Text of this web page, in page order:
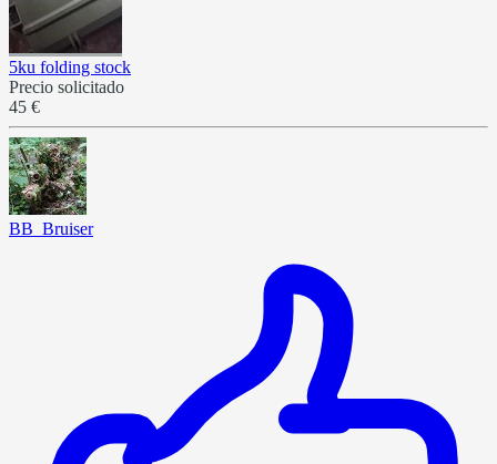
5ku folding stock
Precio solicitado
45 €
BB_Bruiser